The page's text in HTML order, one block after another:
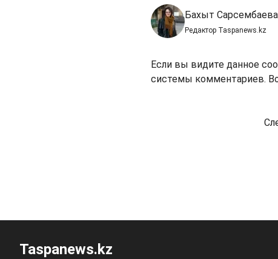
Бахыт Сарсембаева
Редактор Taspanews.kz
Если вы видите данное
системы комментариев.
Taspanews.kz